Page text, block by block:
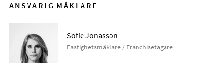
ANSVARIG MÄKLARE
Sofie Jonasson
Fastighetsmäklare / Franchisetagare